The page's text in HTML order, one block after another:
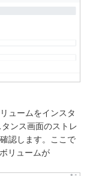
ュームをインスタ
ンス画面のストレ
認します。ここで
リュームが